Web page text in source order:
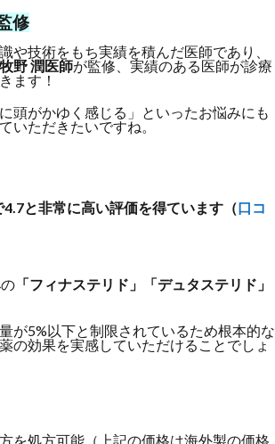
修
や技術をもち実績を積んだ医師であり、
牧野 潤医師が監修、実績のある医師が診療
ます！
頭がかゆく感じる」といったお悩みにも
いただきたいですね。
と非常に高い評価を得ています（口コ
の 「フィナステリド」「デュタステリド」
が5%以下と制限されているため根本的な
の効果を実感していただけることでしょ
を処方可能（上記の価格は海外製の価格